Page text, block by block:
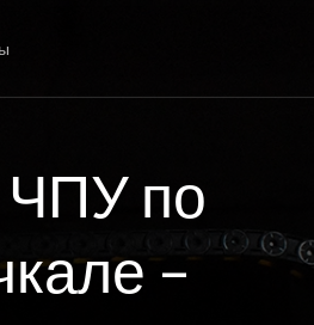
ЧПУ по
–